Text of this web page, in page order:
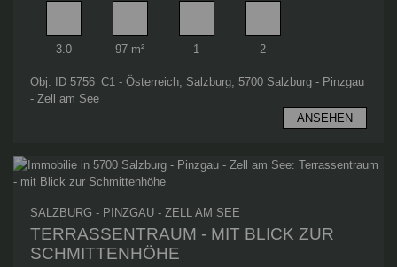
Zimmer
3.0
Wohnfläche
97 m²
Badezimmer
1
Schlafzimmer
2
Obj. ID 5756_C1 - Österreich, Salzburg, 5700 Salzburg - Pinzgau
- Zell am See
ANSEHEN
SALZBURG - PINZGAU - ZELL AM SEE
TERRASSENTRAUM - MIT BLICK ZUR
SCHMITTENHÖHE